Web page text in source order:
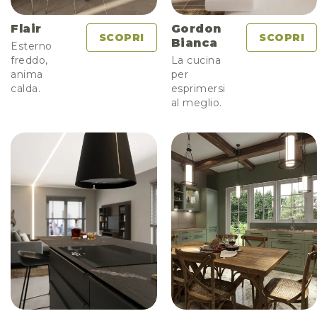
Flair
Esterno
freddo,
anima
calda.
SCOPRI
Gordon
Bianca
La cucina
per
esprimersi
al meglio.
SCOPRI